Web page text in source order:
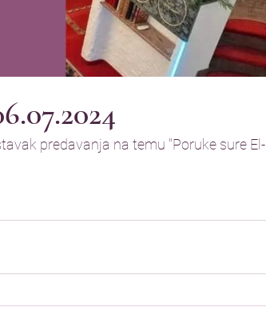
predavanja na temu "Poruke sure El-